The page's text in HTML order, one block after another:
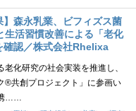
】森永乳業、ビフィズス菌
生活習慣改善による「老化
確認／株式会社Rhelixa
化研究の社会実装を推進し、
®共創プロジェクト」に参画い
携……